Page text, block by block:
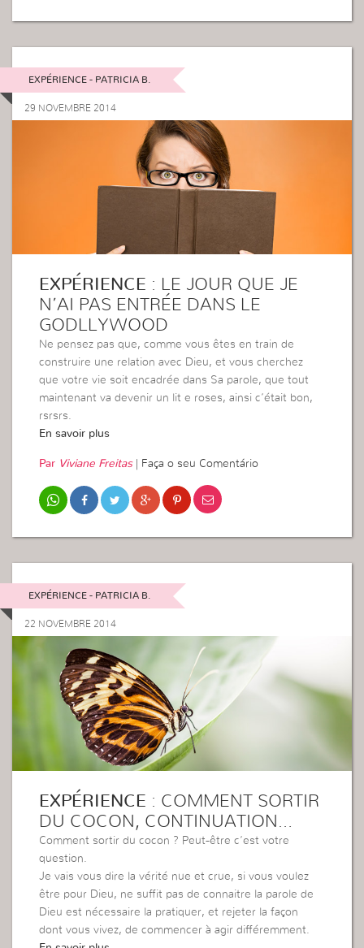
EXPÉRIENCE - PATRICIA B.
29 NOVEMBRE 2014
EXPÉRIENCE : LE JOUR QUE JE
N’AI PAS ENTRÉE DANS LE
GODLLYWOOD
Ne pensez pas que, comme vous êtes en train de
construire une relation avec Dieu, et vous cherchez
que votre vie soit encadrée dans Sa parole, que tout
maintenant va devenir un lit e roses, ainsi c’était bon,
rsrsrs.
En savoir plus
Par Viviane Freitas| Faça o seu Comentário
EXPÉRIENCE - PATRICIA B.
22 NOVEMBRE 2014
EXPÉRIENCE : COMMENT SORTIR
DU COCON, CONTINUATION…
Comment sortir du cocon ? Peut-être c’est votre
question.
Je vais vous dire la vérité nue et crue, si vous voulez
être pour Dieu, ne suffit pas de connaitre la parole de
Dieu est nécessaire la pratiquer, et rejeter la façon
dont vous vivez, de commencer à agir différemment.